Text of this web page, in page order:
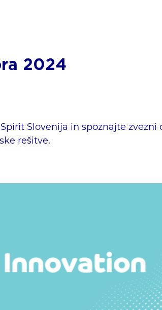
2024
Slovenija in spoznajte zvezni
rešitve.